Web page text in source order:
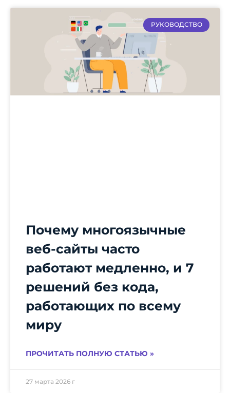
РУКОВОДСТВО
Почему многоязычные
веб-сайты часто
работают медленно, и 7
решений без кода,
работающих по всему
миру
ПРОЧИТАТЬ ПОЛНУЮ СТАТЬЮ »
27 марта 2026 г